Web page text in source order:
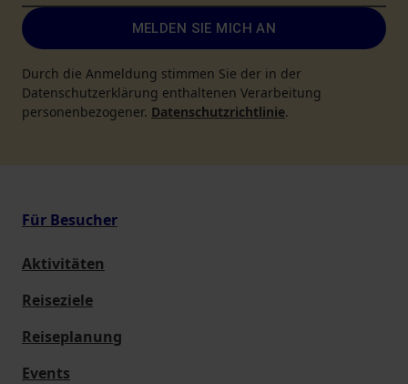
MELDEN SIE MICH AN
Durch die Anmeldung stimmen Sie der in der
Datenschutzerklärung enthaltenen Verarbeitung
personenbezogener. Datenschutzrichtlinie.
Für Besucher
Aktivitäten
Reiseziele
Reiseplanung
Events